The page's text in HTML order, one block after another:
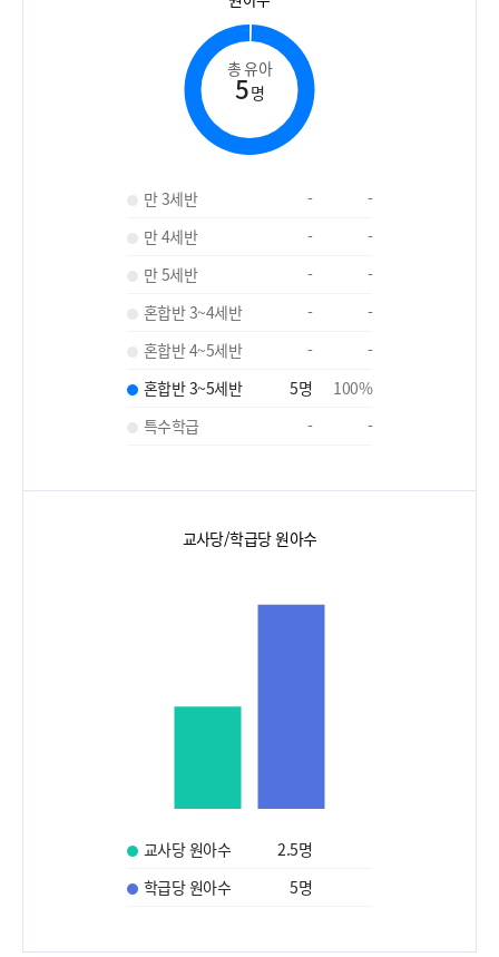
총 유아
5명
만 3세반 -
-
만 4세반
-
-
만 5세반
-
-
혼합반 3~4세반
-
-
혼합반 4~5세반
-
-
혼합반 3~5세반
5명 100%
특수학급
- -
교사당/학급당 원아수
교사당 원아수 2.5명
학급당 원아수
5명